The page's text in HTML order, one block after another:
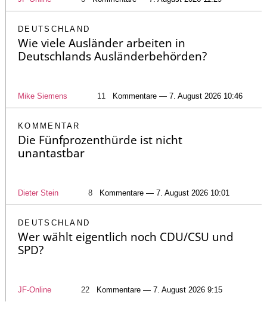
DEUTSCHLAND
Wie viele Ausländer arbeiten in
Deutschlands Ausländerbehörden?
Mike Siemens 11 Kommentare — 7. August 2026 10:46
KOMMENTAR
Die Fünfprozenthürde ist nicht
unantastbar
Dieter Stein 8 Kommentare — 7. August 2026 10:01
DEUTSCHLAND
Wer wählt eigentlich noch CDU/CSU und
SPD?
JF-Online 22 Kommentare — 7. August 2026 9:15